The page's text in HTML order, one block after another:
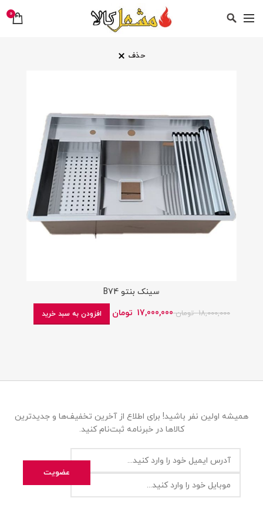
0
حذف
سینک بنتو B74
18,000,000 تومان17,000,000 تومان افزودن به سبد خرید
همیشه اولین نفر باشید! برای اطلاع از آخرین تخفیف‌ها و جدیدترین
کالاها در خبرنامه ثبت‌نام کنید.